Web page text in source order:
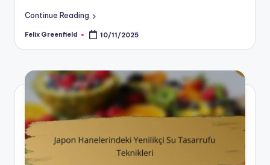
Continue Reading
Posted
Felix Greenfield 10/11/2025